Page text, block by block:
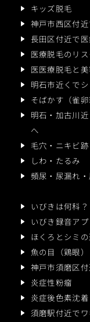
キッズ脱毛
神戸市西区付
長田区付近で
医療脱毛のリ
医医療脱毛と
明石市近くで
そばかす（雀卵
明石・加古川
へ
毛穴・ニキビ跡
しわ・たるみ
頻尿・尿漏れ
いびきは何科？
いびき録音ア
ほくろとシミ
魚の目（鶏眼
神戸市須磨区
炎症性粉瘤
炎症後色素沈
須磨駅付近で